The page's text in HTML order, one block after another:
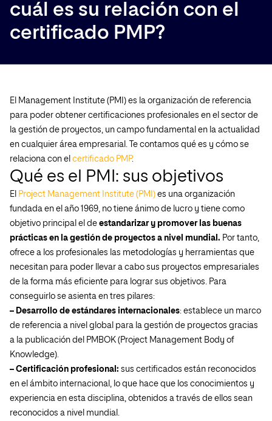
cuál es su relación con el
certificado PMP?
El Management Institute (PMI) es la organización de referencia
para poder obtener certificaciones profesionales en el sector de
la gestión de proyectos, un campo fundamental en la actualidad
en cualquier área empresarial. Te contamos qué es y cómo se
relaciona con el certificado PMP.
Qué es el PMI: sus objetivos
El Project Management Institute (PMI) es una organización
fundada en el año 1969, no tiene ánimo de lucro y tiene como
objetivo principal el de estandarizar y promover las buenas
prácticas en la gestión de proyectos a nivel mundial. Por tanto,
ofrece a los profesionales las metodologías y herramientas que
necesitan para poder llevar a cabo sus proyectos empresariales
de la forma más eficiente para lograr sus objetivos. Para
conseguirlo se asienta en tres pilares:
– Desarrollo de estándares internacionales: establece un marco
de referencia a nivel global para la gestión de proyectos gracias
a la publicación del PMBOK (Project Management Body of
Knowledge).
– Certificación profesional: sus certificados están reconocidos
en el ámbito internacional, lo que hace que los conocimientos y
experiencia en esta disciplina, obtenidos a través de ellos sean
reconocidos a nivel mundial.